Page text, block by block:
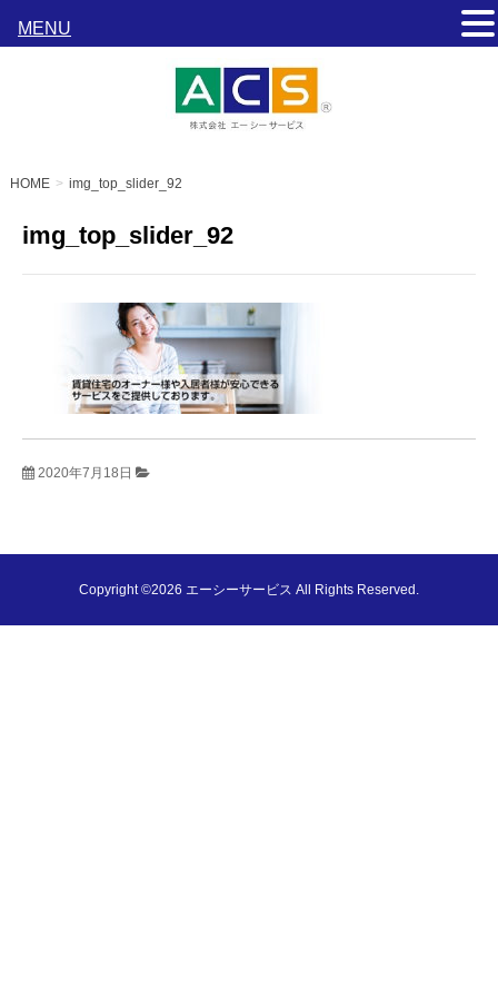
HOME img_top_slider_92
img_top_slider_92
2020年7月18日
Copyright ©2026 エーシーサービス All Rights Reserved.
MENU